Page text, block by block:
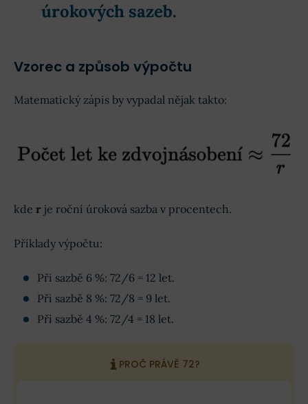
úrokových sazeb.
Vzorec a způsob výpočtu
Matematický zápis by vypadal nějak takto:
kde r je roční úroková sazba v procentech.
Příklady výpočtu:
Při sazbě 6 %: 72/6 = 12 let.
Při sazbě 8 %: 72/8 = 9 let.
Při sazbě 4 %: 72/4 = 18 let.
PROČ PRÁVĚ 72?